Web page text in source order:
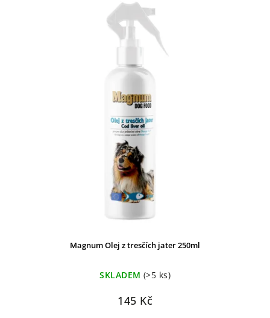
Magnum Olej z tresčích jater 250ml
SKLADEM (>5 ks)
145 Kč